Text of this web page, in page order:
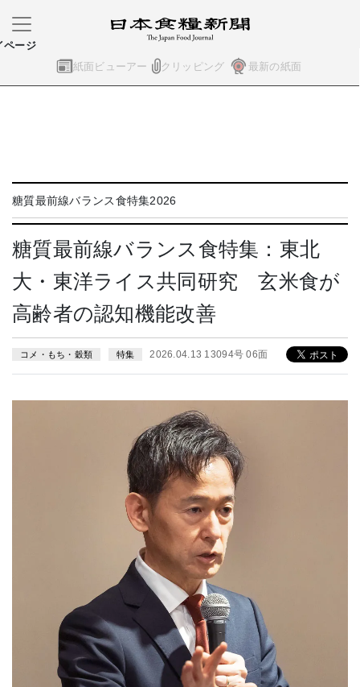
紙面ビューアー クリッピング 最新の紙面
ページ
糖質最前線バランス食特集2026
糖質最前線バランス食特集：東北
大・東洋ライス共同研究 玄米食が
高齢者の認知機能改善
コメ・もち・穀類 特集 2026.04.13 13094号 06面